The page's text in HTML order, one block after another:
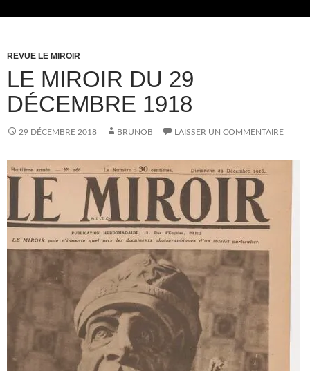
REVUE LE MIROIR
LE MIROIR DU 29
DÉCEMBRE 1918
29 DÉCEMBRE 2018 BRUNOB LAISSER UN COMMENTAIRE